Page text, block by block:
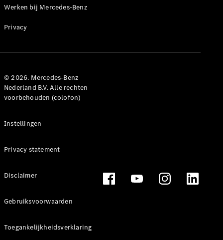
Werken bij Mercedes-Benz
Privacy
© 2026. Mercedes-Benz
Nederland B.V. Alle rechten
voorbehouden (colofon)
Instellingen
Privacy statement
Disclaimer
Gebruiksvoorwaarden
Toegankelijkheidsverklaring